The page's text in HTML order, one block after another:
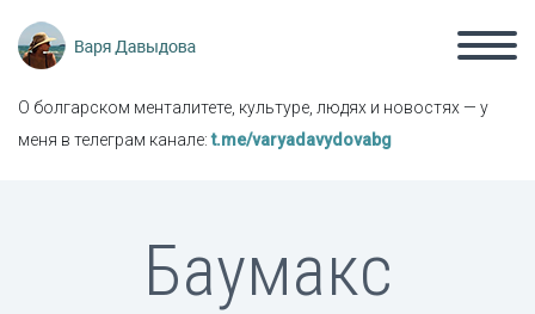
О болгарском менталитете, культуре, людях и новостях — у
меня в телеграм канале:t.me/varyadavydovabg
Баумакс